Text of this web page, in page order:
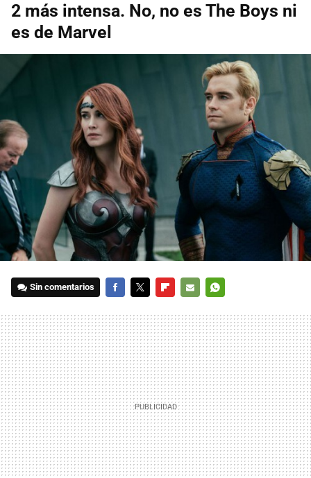
2 más intensa. No, no es The Boys ni
es de Marvel
Sin comentarios
MAIL